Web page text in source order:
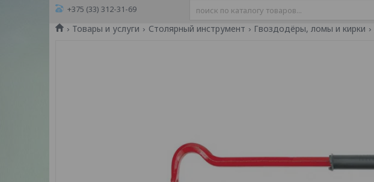
+375 (33) 312-31-69
Товары и услуги Столярный инструмент Гвоздодёры, ломы и кирки